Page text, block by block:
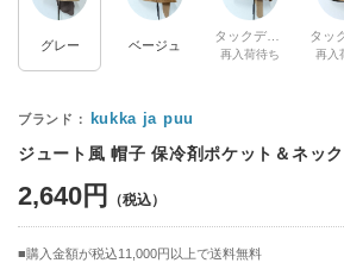
グレー ベージュ
再入荷待ち 再入
kukka ja puu
ジュート風 帽子 保冷剤ポケット＆ネッ
2,640円
購入金額が税込11,000円以上で送料無料